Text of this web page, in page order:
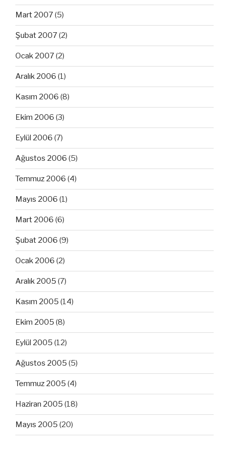
Mart 2007(5)
Şubat 2007(2)
Ocak 2007(2)
Aralık 2006 (1)
Kasım 2006 (8)
Ekim 2006 (3)
Eylül 2006 (7)
Ağustos 2006 (5)
Temmuz 2006 (4)
Mayıs 2006 (1)
Mart 2006 (6)
Şubat 2006 (9)
Ocak 2006 (2)
Aralık 2005 (7)
Kasım 2005 (14)
Ekim 2005 (8)
Eylül 2005 (12)
Ağustos 2005 (5)
Temmuz 2005 (4)
Haziran 2005 (18)
Mayıs 2005 (20)